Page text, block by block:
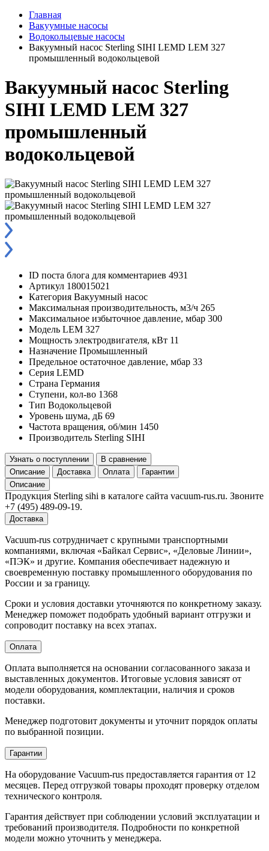
Главная
Вакуумные насосы
Водокольцевые насосы
Вакуумный насос Sterling SIHI LEMD LEM 327
промышленный водокольцевой
Вакуумный насос Sterling
SIHI LEMD LEM 327
промышленный
водокольцевой
ID поста блога для комментариев 4931
Артикул 180015021
Категория Вакуумный насос
Максимальная производительность, м3/ч 265
Максимальное избыточное давление, мбар 300
Модель LEM 327
Мощность электродвигателя, кВт 11
Назначение Промышленный
Предельное остаточное давление, мбар 33
Серия LEMD
Страна Германия
Ступени, кол-во 1368
Тип Водокольцевой
Уровень шума, дБ 69
Частота вращения, об/мин 1450
Производитель Sterling SIHI
Узнать о поступлении
В сравнение
Описание
Доставка Оплата
Гарантии
Описание
Продукция Sterling sihi в каталоге сайта vacuum-rus.ru. Звоните
+7 (495) 489-09-19.
Доставка
Vacuum-rus сотрудничает с крупными транспортными
компаниями, включая «Байкал Сервис», «Деловые Линии»,
«ПЭК» и другие. Компания обеспечивает надежную и
своевременную поставку промышленного оборудования по
России и за границу.
Сроки и условия доставки уточняются по конкретному заказу.
Менеджер поможет подобрать удобный вариант отгрузки и
сопроводит поставку на всех этапах.
Оплата
Оплата выполняется на основании согласованного заказа и
выставленных документов. Итоговые условия зависят от
модели оборудования, комплектации, наличия и сроков
поставки.
Менеджер подготовит документы и уточнит порядок оплаты
по выбранной позиции.
Гарантии
На оборудование Vacuum-rus предоставляется гарантия от 12
месяцев. Перед отгрузкой товары проходят проверку отделом
технического контроля.
Гарантия действует при соблюдении условий эксплуатации и
требований производителя. Подробности по конкретной
модели можно уточнить у менеджера.